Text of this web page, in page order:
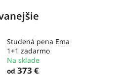
Studená pena Ema
1+1 zadarmo
Na sklade
od 373 €